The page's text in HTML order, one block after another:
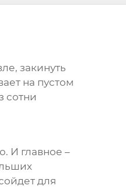
закинуть
на пустом
сотни
И главное –
для